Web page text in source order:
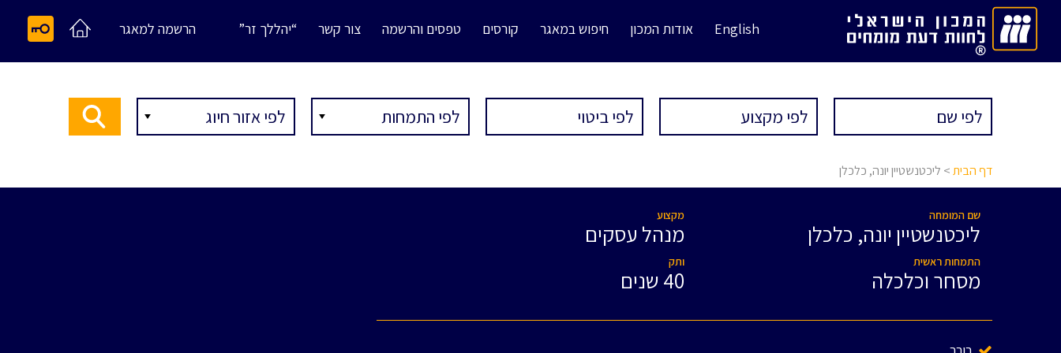
English אודות המכון חיפוש במאגר קורסים טפסים והרשמה צור קשר “יהללך זר” הרשמה למאגר
דף הבית> ליכטנשטיין יונה, כלכלן
שם המומחה
ליכטנשטיין יונה, כלכלן
התמחות ראשית
מסחר וכלכלה
מקצוע
מנהל עסקים
ותק
40 שנים